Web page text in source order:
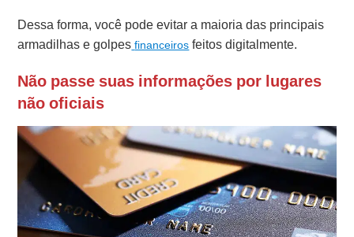
Dessa forma, você pode evitar a maioria das principais
armadilhas e golpes financeiros feitos digitalmente.
Não passe suas informações por lugares
não oficiais